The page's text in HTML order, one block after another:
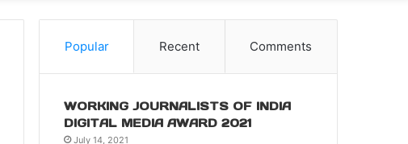
for
Article
In
Popular Recent Comments
WORKING JOURNALISTS OF INDIA
DIGITAL MEDIA AWARD 2021
July 14, 2021